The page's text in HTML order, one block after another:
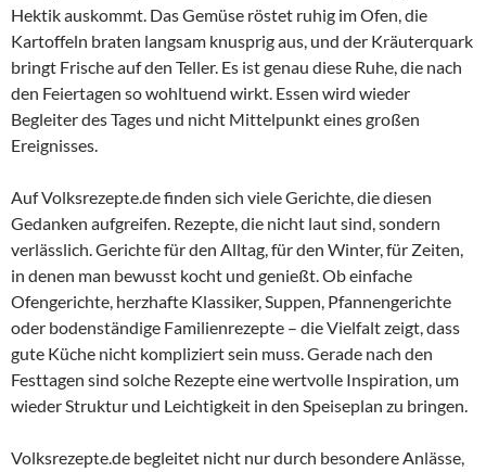
Hektik auskommt. Das Gemüse röstet ruhig im Ofen, die
Kartoffeln braten langsam knusprig aus, und der Kräuterquark
bringt Frische auf den Teller. Es ist genau diese Ruhe, die nach
den Feiertagen so wohltuend wirkt. Essen wird wieder
Begleiter des Tages und nicht Mittelpunkt eines großen
Ereignisses.
Auf Volksrezepte.de finden sich viele Gerichte, die diesen
Gedanken aufgreifen. Rezepte, die nicht laut sind, sondern
verlässlich. Gerichte für den Alltag, für den Winter, für Zeiten,
in denen man bewusst kocht und genießt. Ob einfache
Ofengerichte, herzhafte Klassiker, Suppen, Pfannengerichte
oder bodenständige Familienrezepte – die Vielfalt zeigt, dass
gute Küche nicht kompliziert sein muss. Gerade nach den
Festtagen sind solche Rezepte eine wertvolle Inspiration, um
wieder Struktur und Leichtigkeit in den Speiseplan zu bringen.
Volksrezepte.de begleitet nicht nur durch besondere Anlässe,